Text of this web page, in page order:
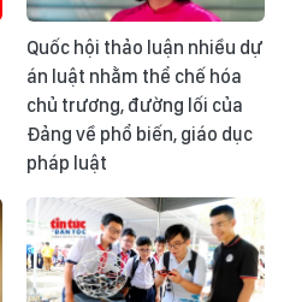
Quốc hội thảo luận nhiều dự
án luật nhằm thể chế hóa
chủ trương, đường lối của
Đảng về phổ biến, giáo dục
pháp luật